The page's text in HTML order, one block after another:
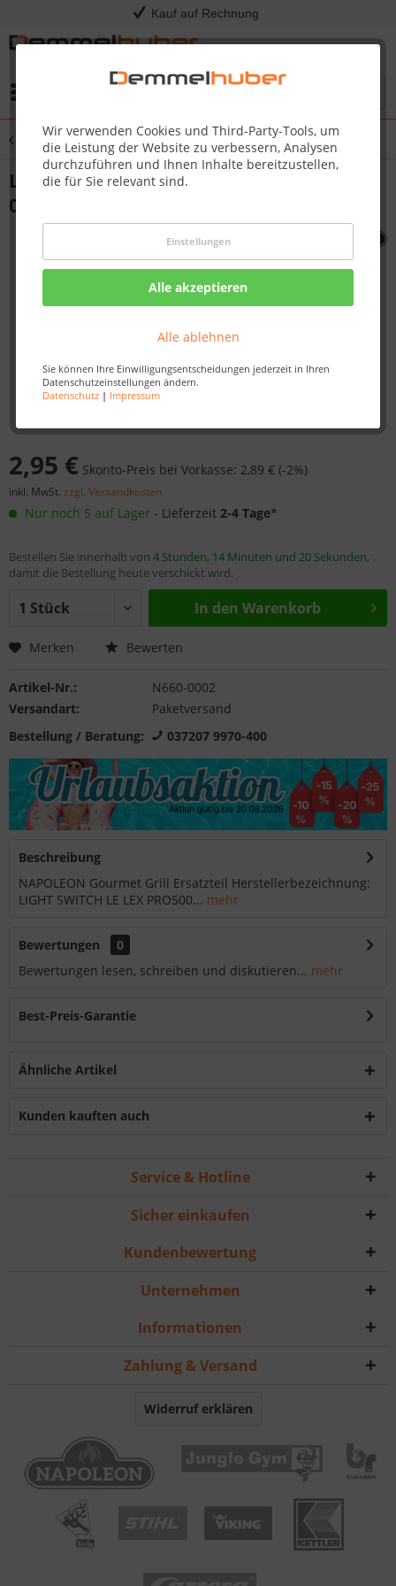
Kauf auf Rechnung
Wir verwenden Cookies und Third-Party-Tools, um
die Leistung der Website zu verbessern, Analysen
durchzuführen und Ihnen Inhalte bereitzustellen,
die für Sie relevant sind.
Einstellungen
Alle akzeptieren
Alle ablehnen
Sie können Ihre Einwilligungsentscheidungen jederzeit in Ihren
Datenschutzeinstellungen ändern.
Datenschutz| Impressum
Übersicht Sonstige Ersatzteile
LIGHT SWITCH LE LEX PRO500 #N660-
0002
2,95 € Skonto-Preis bei Vorkasse: 2,89 € (-2%)
inkl. MwSt. zzgl. Versandkosten
Nur noch 5 auf Lager - Lieferzeit 2-4 Tage*
Bestellen Sie innerhalb von 4 Stunden, 14 Minuten und 20 Sekunden,
damit die Bestellung heute verschickt wird.
In den Warenkorb
Merken Bewerten
Artikel-Nr.:
N660-0002
Versandart:
Paketversand
Bestellung / Beratung:
037207 9970-400
Beschreibung
NAPOLEON Gourmet Grill Ersatzteil Herstellerbezeichnung:
LIGHT SWITCH LE LEX PRO500... mehr
Bewertungen
0
Bewertungen lesen, schreiben und diskutieren... mehr
Best-Preis-Garantie
Ähnliche Artikel
Kunden kauften auch
Service & Hotline
Sicher einkaufen
Kundenbewertung
Unternehmen
Informationen
Zahlung & Versand
Widerruf erklären